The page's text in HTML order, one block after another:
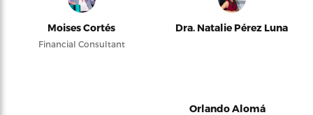
Moises Cortés
Financial Consultant
Dra. Natalie Pérez Luna
Orlando Alomá